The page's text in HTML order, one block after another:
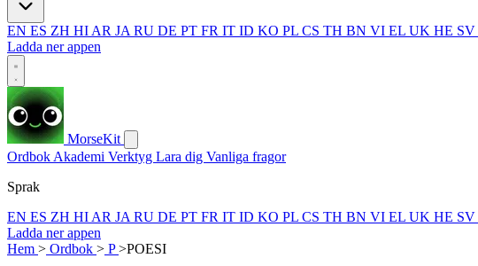
EN ES ZH HI AR JA RU DE PT FR IT ID KO PL CS TH BN VI EL UK HE SV
Ladda ner appen
MorseKit
Ordbok Akademi Verktyg Lara dig Vanliga fragor
Sprak
EN ES ZH HI AR JA RU DE PT FR IT ID KO PL CS TH BN VI EL UK HE SV
Ladda ner appen
Hem > Ordbok > P>POESI